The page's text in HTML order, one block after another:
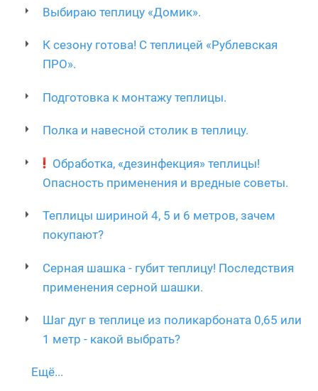
Выбираю теплицу «Домик».
К сезону готова! С теплицей «Рублевская
ПРО».
Подготовка к монтажу теплицы.
Полка и навесной столик в теплицу.
Обработка, «дезинфекция» теплицы!
Опасность применения и вредные советы.
Теплицы шириной 4, 5 и 6 метров, зачем
покупают?
Серная шашка - губит теплицу! Последствия
применения серной шашки.
Шаг дуг в теплице из поликарбоната 0,65 или
1 метр - какой выбрать?
Ещё...